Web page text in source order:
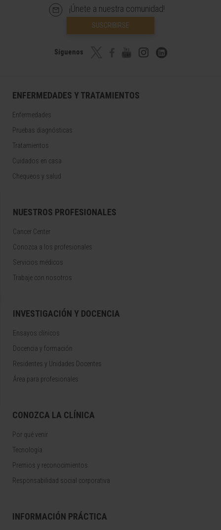
¡Únete a nuestra comunidad!
SUSCRIBIRSE
Síguenos
ENFERMEDADES Y TRATAMIENTOS
Enfermedades
Pruebas diagnósticas
Tratamientos
Cuidados en casa
Chequeos y salud
NUESTROS PROFESIONALES
Cancer Center
Conozca a los profesionales
Servicios médicos
Trabaje con nosotros
INVESTIGACIÓN Y DOCENCIA
Ensayos clínicos
Docencia y formación
Residentes y Unidades Docentes
Área para profesionales
CONOZCA LA CLÍNICA
Por qué venir
Tecnología
Premios y reconocimientos
Responsabilidad social corporativa
INFORMACIÓN PRÁCTICA